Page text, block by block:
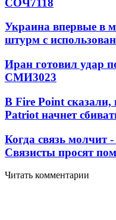
Украина впервые в
штурм с
Иран готовил удар
СМИ3023
В Fire Point сказали,
Patriot начнет
Когда связь молчит
Связисты просят
Читать комментарии